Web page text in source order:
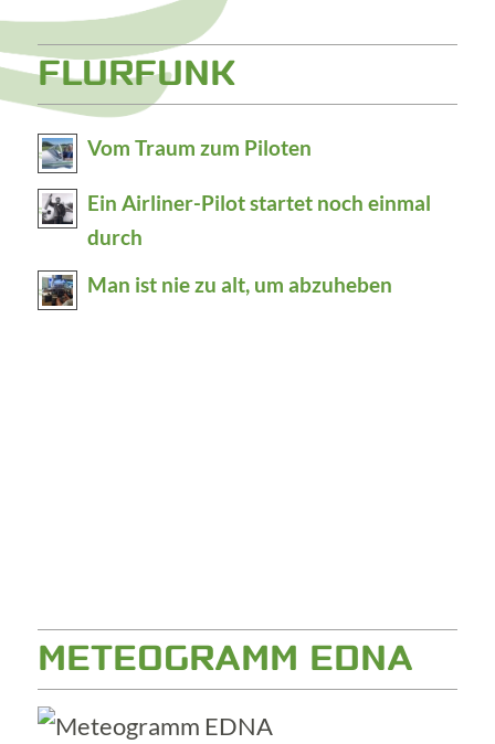
FLURFUNK
Vom Traum zum Piloten
Ein Airliner-Pilot startet noch einmal
durch
Man ist nie zu alt, um abzuheben
METEOGRAMM EDNA